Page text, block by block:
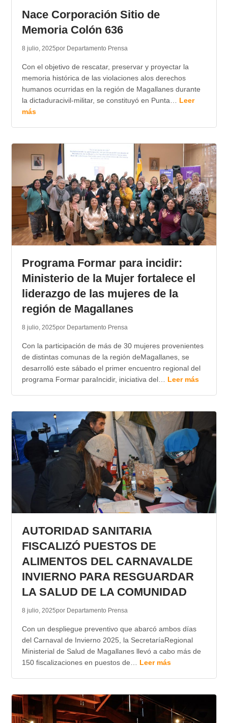
Nace Corporación Sitio de
Memoria Colón 636
8 julio, 2025por Departamento Prensa
Con el objetivo de rescatar, preservar y proyectar la
memoria histórica de las violaciones alos derechos
humanos ocurridas en la región de Magallanes durante
la dictaduracivil-militar, se constituyó en Punta… Leer
más
Programa Formar para incidir:
Ministerio de la Mujer fortalece el
liderazgo de las mujeres de la
región de Magallanes
8 julio, 2025por Departamento Prensa
Con la participación de más de 30 mujeres provenientes
de distintas comunas de la región deMagallanes, se
desarrolló este sábado el primer encuentro regional del
programa Formar paraIncidir, iniciativa del… Leer más
AUTORIDAD SANITARIA
FISCALIZÓ PUESTOS DE
ALIMENTOS DEL CARNAVALDE
INVIERNO PARA RESGUARDAR
LA SALUD DE LA COMUNIDAD
8 julio, 2025por Departamento Prensa
Con un despliegue preventivo que abarcó ambos días
del Carnaval de Invierno 2025, la SecretaríaRegional
Ministerial de Salud de Magallanes llevó a cabo más de
150 fiscalizaciones en puestos de… Leer más